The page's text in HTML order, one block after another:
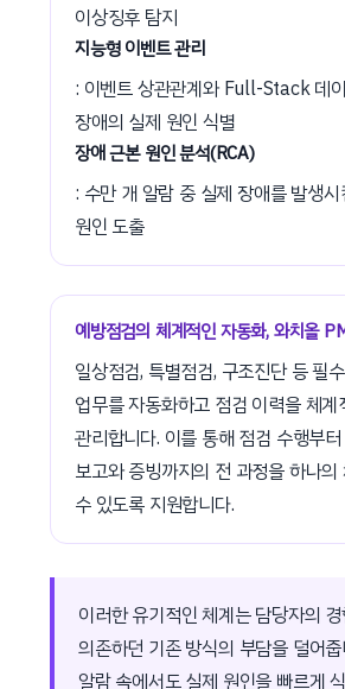
이상징후 탐지
지능형 이벤트 관리
: 이벤트 상관관계와 Full-Stack 데
장애의 실제 원인 식별
장애 근본 원인 분석(RCA)
: 수만 개 알람 중 실제 장애를 발생
원인 도출
예방점검의 체계적인 자동화, 와치올
일상점검, 특별점검, 구조진단 등 필
업무를 자동화하고 점검 이력을 체계
관리합니다. 이를 통해 점검 수행부
보고와 증빙까지의 전 과정을 하나
수 있도록 지원합니다.
이러한 유기적인 체계는 담당자의
의존하던 기존 방식의 부담을 덜어
알람 속에서도 실제 원인을 빠르게